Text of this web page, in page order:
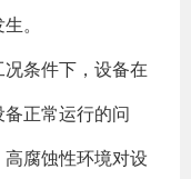
。
条件下，设备在
正常运行的问
腐蚀性环境对设